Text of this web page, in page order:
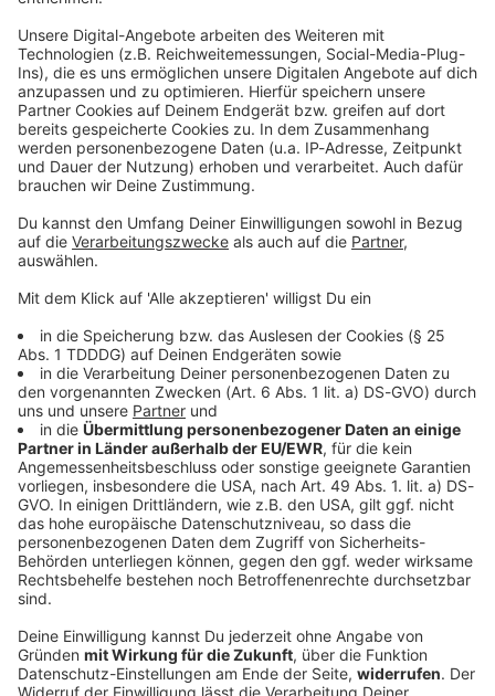
Studio Hotline
Kontaktformular
Sprachnachricht
© dpa-infocom, dpa:260615-930-228299/2
Bayern
Fünf Schwerverletzte bei Verkehrsunfall bei
Straubing